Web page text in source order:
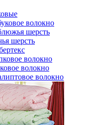
волокно
шерсть
шерсть
волокно
волокно
волокно